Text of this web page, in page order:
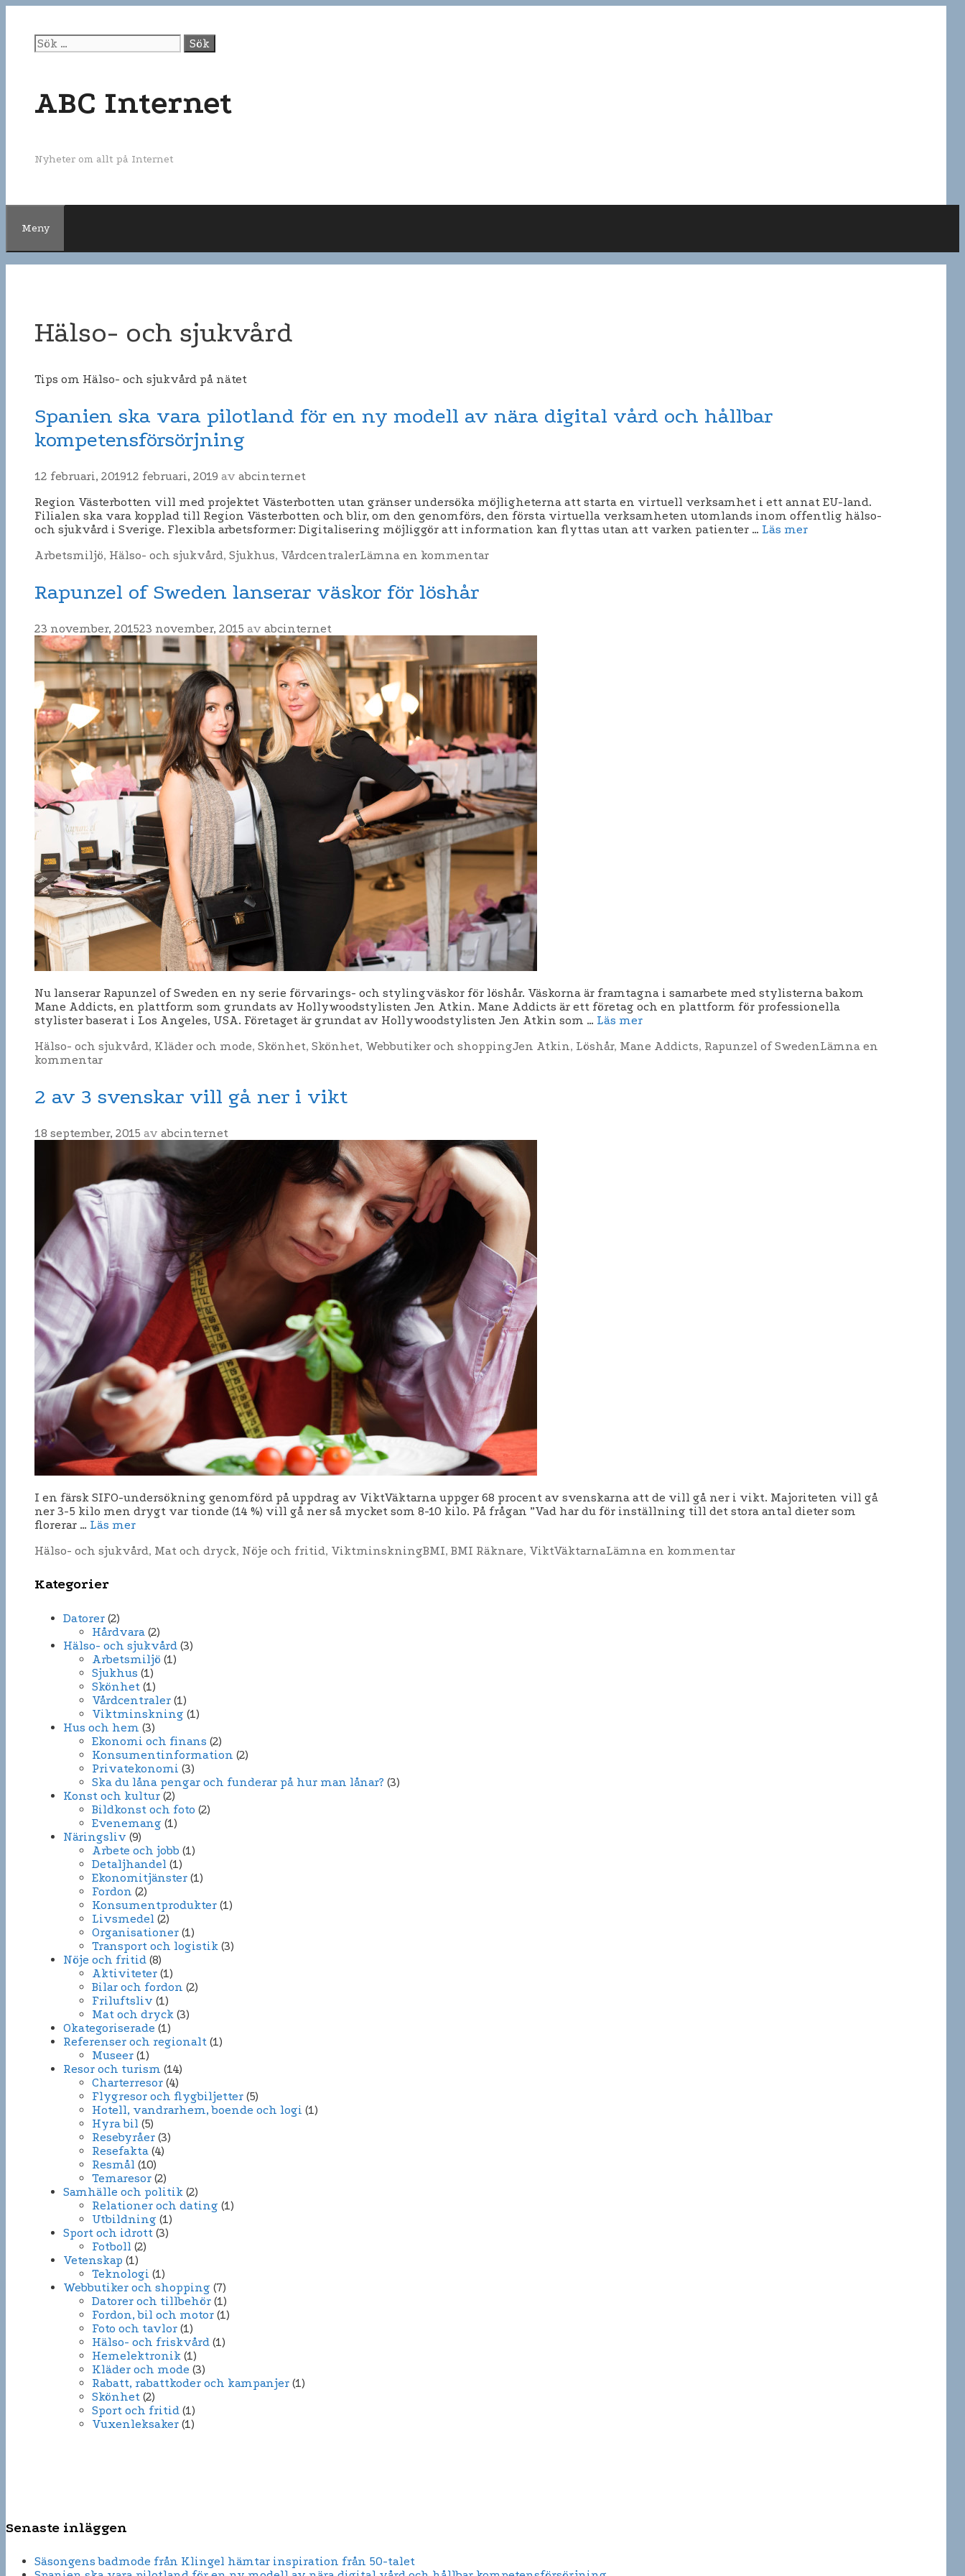
innehåll
Sök
efter:
ABC Internet
Nyheter om allt på Internet
Meny
Hälso- och sjukvård
Tips om Hälso- och sjukvård på nätet
Spanien ska vara pilotland för en ny modell av nära digital vård och hållbar
kompetensförsörjning
12 februari, 201912 februari, 2019 av abcinternet
Region Västerbotten vill med projektet Västerbotten utan gränser undersöka möjligheterna att starta en virtuell verksamhet i ett annat EU-land.
Filialen ska vara kopplad till Region Västerbotten och blir, om den genomförs, den första virtuella verksamheten utomlands inom offentlig hälso-
och sjukvård i Sverige. Flexibla arbetsformer: Digitalisering möjliggör att information kan flyttas utan att varken patienter … Läs mer
Kategorier
Arbetsmiljö, Hälso- och sjukvård, Sjukhus, VårdcentralerLämna en kommentar
Rapunzel of Sweden lanserar väskor för löshår
23 november, 201523 november, 2015 av abcinternet
Nu lanserar Rapunzel of Sweden en ny serie förvarings- och stylingväskor för löshår. Väskorna är framtagna i samarbete med stylisterna bakom
Mane Addicts, en plattform som grundats av Hollywoodstylisten Jen Atkin. Mane Addicts är ett företag och en plattform för professionella
stylister baserat i Los Angeles, USA. Företaget är grundat av Hollywoodstylisten Jen Atkin som … Läs mer
Kategorier
Hälso- och sjukvård, Kläder och mode, Skönhet, Skönhet, Webbutiker och shoppingEtiketter
Jen Atkin, Löshår, Mane Addicts, Rapunzel of SwedenLämna en
kommentar
2 av 3 svenskar vill gå ner i vikt
18 september, 2015 av abcinternet
I en färsk SIFO-undersökning genomförd på uppdrag av ViktVäktarna uppger 68 procent av svenskarna att de vill gå ner i vikt. Majoriteten vill gå
ner 3-5 kilo men drygt var tionde (14 %) vill gå ner så mycket som 8-10 kilo. På frågan ”Vad har du för inställning till det stora antal dieter som
florerar … Läs mer
Kategorier
Hälso- och sjukvård, Mat och dryck, Nöje och fritid, ViktminskningEtiketter
BMI, BMI Räknare, ViktVäktarnaLämna en kommentar
Kategorier
Datorer (2)
Hårdvara (2)
Hälso- och sjukvård (3)
Arbetsmiljö (1)
Sjukhus (1)
Skönhet (1)
Vårdcentraler (1)
Viktminskning (1)
Hus och hem (3)
Ekonomi och finans (2)
Konsumentinformation (2)
Privatekonomi (3)
Ska du låna pengar och funderar på hur man lånar? (3)
Konst och kultur (2)
Bildkonst och foto (2)
Evenemang (1)
Näringsliv (9)
Arbete och jobb (1)
Detaljhandel (1)
Ekonomitjänster (1)
Fordon (2)
Konsumentprodukter (1)
Livsmedel (2)
Organisationer (1)
Transport och logistik (3)
Nöje och fritid (8)
Aktiviteter (1)
Bilar och fordon (2)
Friluftsliv (1)
Mat och dryck (3)
Okategoriserade (1)
Referenser och regionalt (1)
Museer (1)
Resor och turism (14)
Charterresor (4)
Flygresor och flygbiljetter (5)
Hotell, vandrarhem, boende och logi (1)
Hyra bil (5)
Resebyråer (3)
Resefakta (4)
Resmål (10)
Temaresor (2)
Samhälle och politik (2)
Relationer och dating (1)
Utbildning (1)
Sport och idrott (3)
Fotboll (2)
Vetenskap (1)
Teknologi (1)
Webbutiker och shopping (7)
Datorer och tillbehör (1)
Fordon, bil och motor (1)
Foto och tavlor (1)
Hälso- och friskvård (1)
Hemelektronik (1)
Kläder och mode (3)
Rabatt, rabattkoder och kampanjer (1)
Skönhet (2)
Sport och fritid (1)
Vuxenleksaker (1)
Senaste inläggen
Säsongens badmode från Klingel hämtar inspiration från 50-talet